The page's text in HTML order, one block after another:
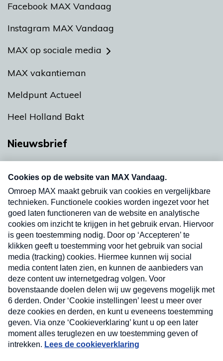
Facebook MAX Vandaag
Instagram MAX Vandaag
MAX op sociale media
MAX vakantieman
Meldpunt Actueel
Heel Holland Bakt
Nieuwsbrief
nieuwsbrief. Elke vrijdag- en dinsdagochtend in
uw mailbox.
Verzend
Nieuwsbrief
Neem hier een gratis abonnement op onze
nieuwsbrief. Elke vrijdag- en dinsdagochtend in uw